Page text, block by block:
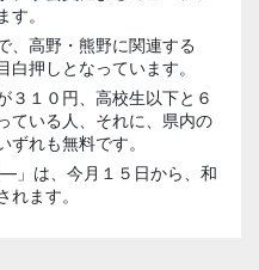
。
、高野・熊野に関連する
押しとなっています。
３１０円、高校生以下と６
ている人、それに、県内の
れも無料です。
」は、今月１５日から、和
ます。